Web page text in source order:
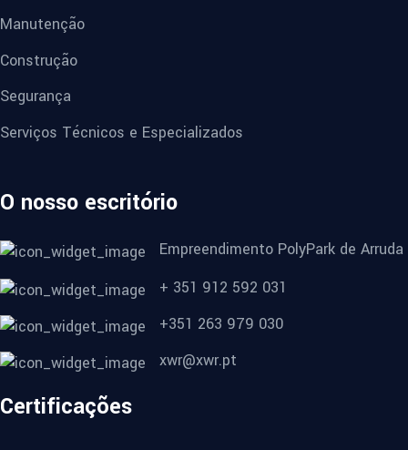
Manutenção
Construção
Segurança
Serviços Técnicos e Especializados
O nosso escritório
Empreendimento PolyPark de
+ 351 912 592 031
+351 263 979 030
xwr@xwr.pt
Certificações